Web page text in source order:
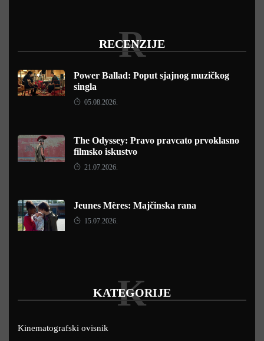
RECENZIJE
R
Power Ballad: Poput sjajnog muzičkog
singla
05.08.2026.
The Odyssey: Pravo pravcato prvoklasno
filmsko iskustvo
21.07.2026.
Jeunes Mères: Majčinska rana
15.07.2026.
KATEGORIJE
K
Kinematografski ovisnik